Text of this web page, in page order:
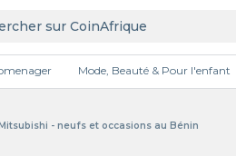
Mode, Beauté & Pour l'enfant
- neufs et occasions au Bénin